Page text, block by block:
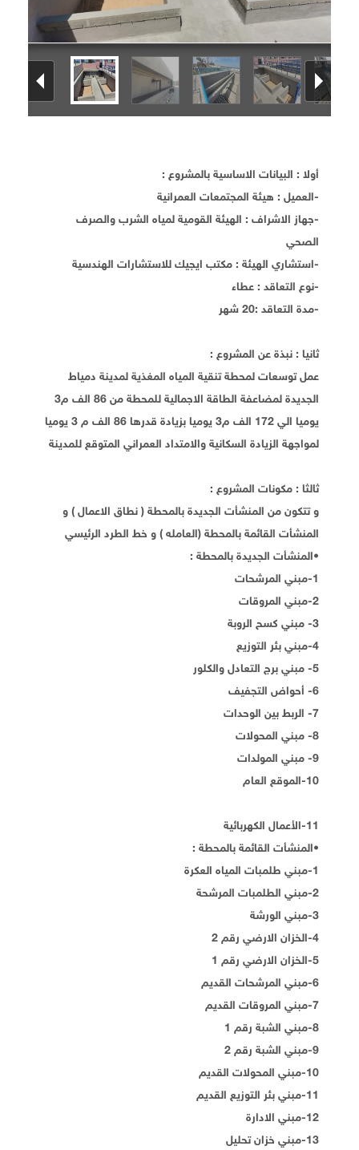
أولا : البيانات الاساسية بالمشروع :
-العميل : هيئة المجتمعات العمرانية
-جهاز الاشراف : الهيئة القومية لمياه الشرب والصرف
الصحي
-استشاري الهيئة : مكتب ايجيك للاستشارات الهندسية
-نوع التعاقد : عطاء
-مدة التعاقد :20 شهر
ثانيا : نبذة عن المشروع :
عمل توسعات لمحطة تنقية المياه المغذية لمدينة دمياط
الجديدة لمضاعفة الطاقة الاجمالية للمحطة من 86 الف م3
يوميا الي 172 الف م3 يوميا بزيادة قدرها 86 الف م 3 يوميا
لمواجهة الزيادة السكانية والامتداد العمراني المتوقع للمدينة
ثالثا : مكونات المشروع :
و تتكون من المنشأت الجديدة بالمحطة ( نطاق الاعمال ) و
المنشأت القائمة بالمحطة (العامله ) و خط الطرد الرئيسي
•المنشأت الجديدة بالمحطة :
1-مبني المرشحات
2-مبني المروقات
3- مبني كسح الروبة
4-مبني بئر التوزيع
5- مبني برج التعادل والكلور
6- أحواض التجفيف
7- الربط بين الوحدات
8- مبني المحولات
9- مبني المولدات
10-الموقع العام
11-الأعمال الكهربائية
•المنشأت القائمة بالمحطة :
1-مبني طلمبات المياه العكرة
2-مبني الطلمبات المرشحة
3-مبني الورشة
4-الخزان الارضي رقم 2
5-الخزان الارضي رقم 1
6-مبني المرشحات القديم
7-مبني المروقات القديم
8-مبني الشبة رقم 1
9-مبني الشبة رقم 2
10-مبني المحولات القديم
11-مبني بئر التوزيع القديم
12-مبني الادارة
13-مبني خزان تحليل